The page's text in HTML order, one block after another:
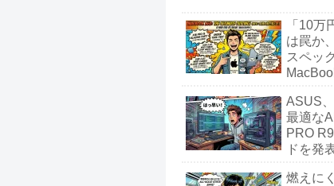
「10万
は罠か
スペッ
ASUS
最適な
PRO
ドを発
燃えに